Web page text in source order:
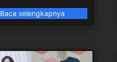
Baca selengkapnya